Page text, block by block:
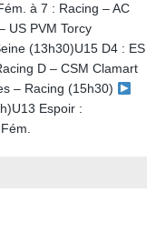
à 7 : Racing – AC
US PVM Torcy
(13h30)U15 D4 : ES
D – CSM Clamart
– Racing (15h30)
Espoir :